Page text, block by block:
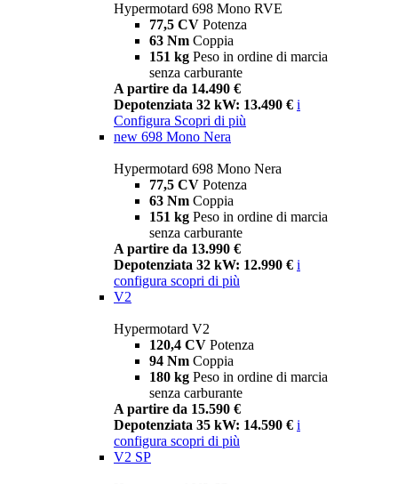
Hypermotard 698 Mono RVE
77,5 CV Potenza
63 Nm Coppia
151 kg Peso in ordine di marcia
senza carburante
A partire da 14.490 €
Depotenziata 32 kW: 13.490 € i
Configura Scopri di più
new 698 Mono Nera
Hypermotard 698 Mono Nera
77,5 CV Potenza
63 Nm Coppia
151 kg Peso in ordine di marcia
senza carburante
A partire da 13.990 €
Depotenziata 32 kW: 12.990 € i
configura scopri di più
V2
Hypermotard V2
120,4 CV Potenza
94 Nm Coppia
180 kg Peso in ordine di marcia
senza carburante
A partire da 15.590 €
Depotenziata 35 kW: 14.590 € i
configura scopri di più
V2 SP